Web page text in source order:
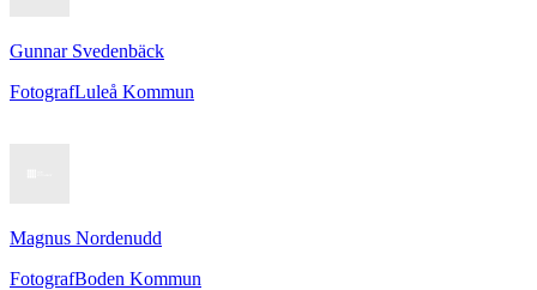
Gunnar Svedenbäck
FotografLuleå Kommun
Magnus Nordenudd
FotografBoden Kommun